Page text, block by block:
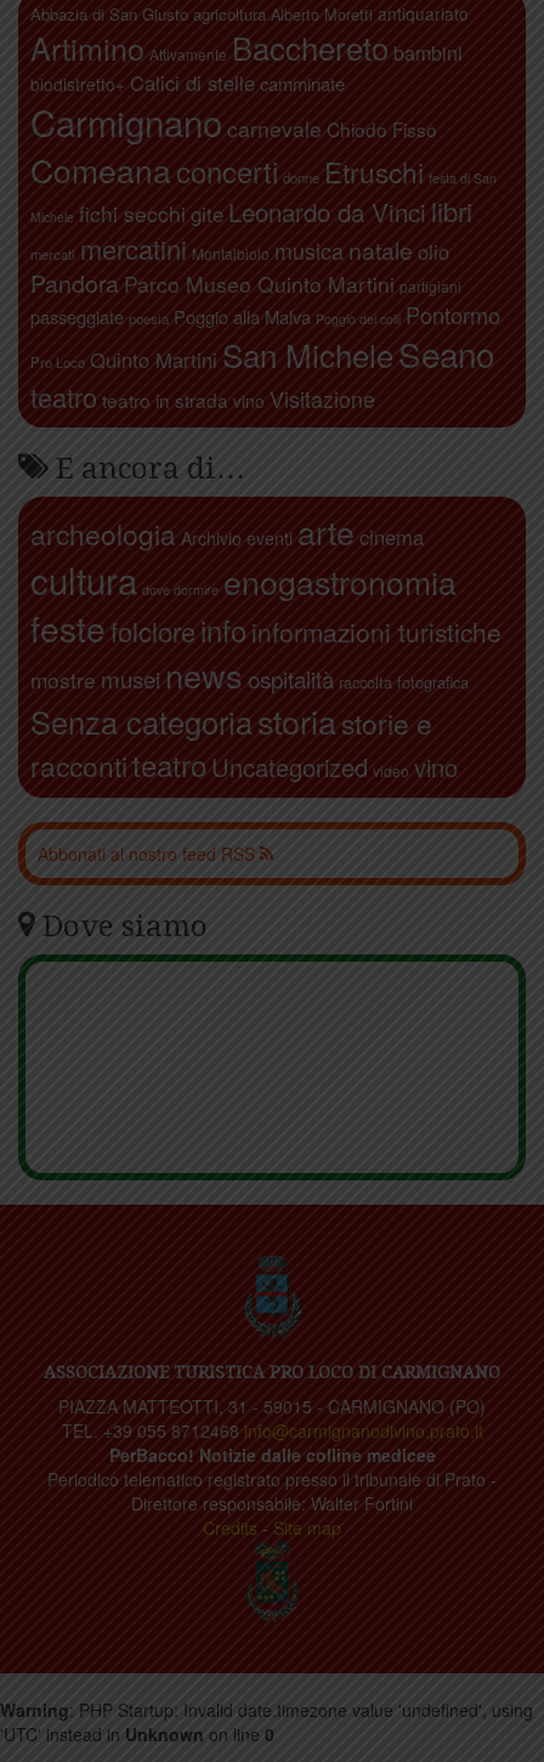
Abbazia di San Giusto agricoltura Alberto Moretti antiquariato
Artimino Attivamente Bacchereto bambini
biodistretto+ Calici di stelle camminate
Carmignano carnevale Chiodo Fisso
Comeanaconcerti donne Etruschi festa di San
Michele fichi secchi gite Leonardo da Vinci libri
mercati mercatini Montalbiolo musica natale olio
Pandora Parco Museo Quinto Martini partigiani
passeggiate poesia Poggio alla Malva Poggio dei colli Pontormo
Pro Loco Quinto Martini San MicheleSeano
teatro teatro in strada vino Visitazione
E ancora di…
archeologia Archivio eventi arte cinema
cultura dove dormire enogastronomia
festefolcloreinfo informazioni turistiche
mostre musei news ospitalità raccolta fotografica
Senza categoriastoriastorie e
raccontiteatro Uncategorized video vino
Abbonati al nostro feed RSS
Dove siamo
ASSOCIAZIONE TURISTICA PRO LOCO DI CARMIGNANO
PIAZZA MATTEOTTI, 31 - 59015 - CARMIGNANO (PO)
TEL. +39 055 8712468 info@carmignanodivino.prato.it
PerBacco! Notizie dalle colline medicee
Periodico telematico registrato presso il tribunale di Prato -
Direttore responsabile: Walter Fortini
Credits - Site map
Warning: PHP Startup: Invalid date.timezone value 'undefined', using
'UTC' instead in Unknown on line 0